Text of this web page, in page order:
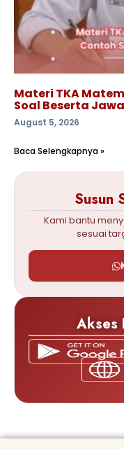
Materi TKA
Soal Beserta
August 5, 2026
Baca Selengkapnya »
Susun
Kami bantu
sesuai
Akses